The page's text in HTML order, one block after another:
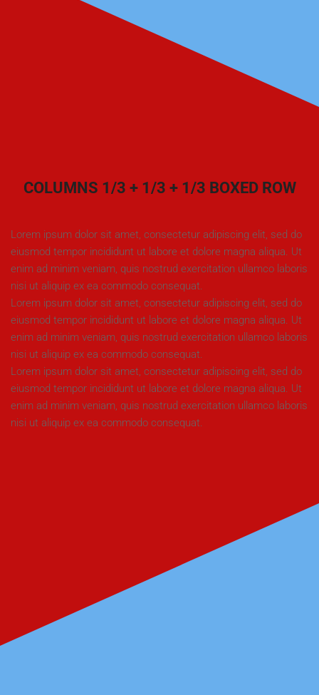
COLUMNS 1/3 + 1/3 + 1/3 BOXED ROW
Lorem ipsum dolor sit amet, consectetur adipiscing elit, sed do
eiusmod tempor incididunt ut labore et dolore magna aliqua. Ut
enim ad minim veniam, quis nostrud exercitation ullamco laboris
nisi ut aliquip ex ea commodo consequat.
Lorem ipsum dolor sit amet, consectetur adipiscing elit, sed do
eiusmod tempor incididunt ut labore et dolore magna aliqua. Ut
enim ad minim veniam, quis nostrud exercitation ullamco laboris
nisi ut aliquip ex ea commodo consequat.
Lorem ipsum dolor sit amet, consectetur adipiscing elit, sed do
eiusmod tempor incididunt ut labore et dolore magna aliqua. Ut
enim ad minim veniam, quis nostrud exercitation ullamco laboris
nisi ut aliquip ex ea commodo consequat.